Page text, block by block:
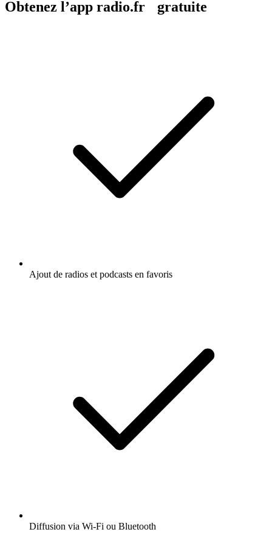
Obtenez l’app radio.fr gratuite
Ajout de radios et podcasts en favoris
Diffusion via Wi-Fi ou Bluetooth